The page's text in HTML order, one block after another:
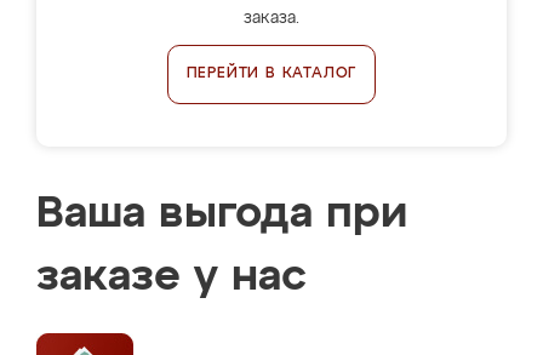
заказа.
ПЕРЕЙТИ В КАТАЛОГ
Ваша выгода при
заказе у нас